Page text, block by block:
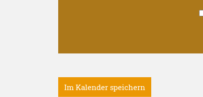
Im Kalender speichern